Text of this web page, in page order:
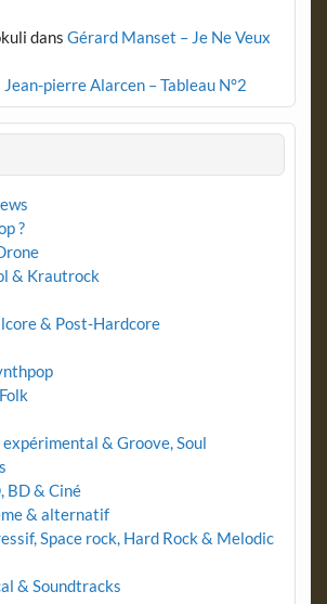
dans Gérard Manset – Je Ne Veux
Jean-pierre Alarcen – Tableau N°2
?
& Krautrock
& Post-Hardcore
expérimental & Groove, Soul
BD & Ciné
& alternatif
Space rock, Hard Rock & Melodic
& Soundtracks